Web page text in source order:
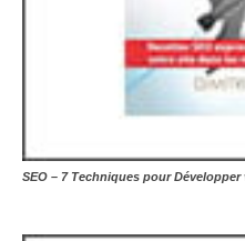
SEO – 7 Techniques pour